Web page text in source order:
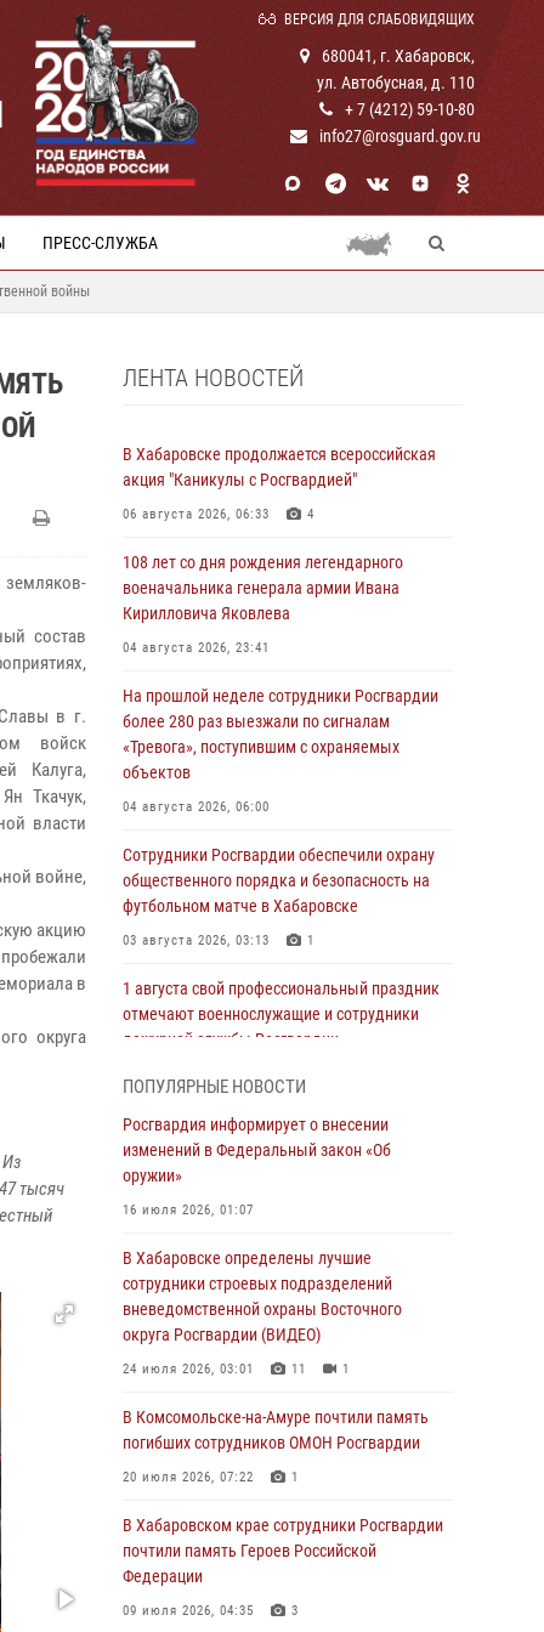
ВЕРСИЯ ДЛЯ СЛАБОВИДЯЩИХ
680041, г. Хабаровск,
ул. Автобусная, д. 110
+ 7 (4212) 59-10-80
info27@rosguard.gov.ru
ПРЕСС-СЛУЖБА
войны
состав
в г.
войск
Калуга,
Ткачук,
власти
войне,
акцию
в
округа
тысяч
ЛЕНТА НОВОСТЕЙ
В Хабаровске продолжается всероссийская
акция "Каникулы с Росгвардией"
06 августа 2026, 06:33 4
108 лет со дня рождения легендарного
военачальника генерала армии Ивана
Кирилловича Яковлева
04 августа 2026, 23:41
На прошлой неделе сотрудники Росгвардии
более 280 раз выезжали по сигналам
«Тревога», поступившим с охраняемых
объектов
04 августа 2026, 06:00
Сотрудники Росгвардии обеспечили охрану
общественного порядка и безопасность на
футбольном матче в Хабаровске
03 августа 2026, 03:13 1
1 августа свой профессиональный праздник
отмечают военнослужащие и сотрудники
дежурной службы Росгвардии
День образования тыловых подразделений
Росгвардии
01 августа 2026, 00:00
краю состоялось информирование личного
состава по вопросам реализации
избирательного права
31 июля 2026, 03:26
оказали помощь женщине, потерявшей
сознание во время массового мероприятия
29 июля 2026, 23:24 2
В Хабаровске продолжается акция
«Каникулы с Росгвардией»
29 июля 2026, 02:51
ПОПУЛЯРНЫЕ НОВОСТИ
Росгвардия информирует о внесении
изменений в Федеральный закон «Об
оружии»
16 июля 2026, 01:07
В Хабаровске определены лучшие
сотрудники строевых подразделений
вневедомственной охраны Восточного
округа Росгвардии (ВИДЕО)
24 июля 2026, 03:01 11 1
В Комсомольске-на-Амуре почтили память
погибших сотрудников ОМОН Росгвардии
20 июля 2026, 07:22 1
В Хабаровском крае сотрудники Росгвардии
почтили память Героев Российской
Федерации
09 июля 2026, 04:35 3